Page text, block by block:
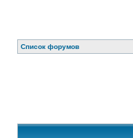
Список форумов